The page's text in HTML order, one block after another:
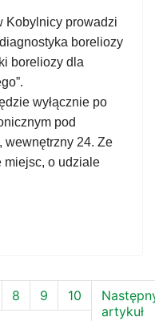
Kobylnicy prowadzi
boreliozy
boreliozy dla
wyłącznie po
pod
wewnętrzny 24. Ze
miejsc, o udziale
8 9 10
artykuł